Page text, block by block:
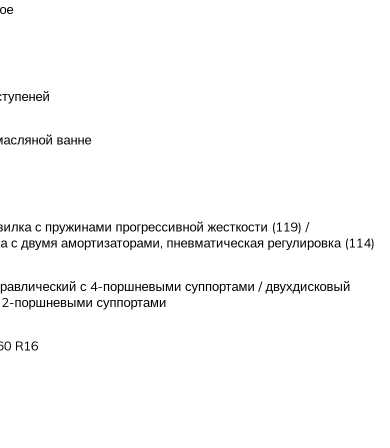
ванне
с пружинами прогрессивной жесткости (119) /
с двумя амортизаторами, пневматическая регулировка (114)
с 4-поршневыми суппортами / двухдисковый
2-поршневыми суппортами
R16